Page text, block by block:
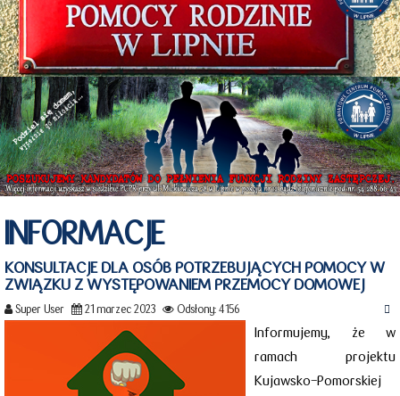
INFORMACJE
KONSULTACJE DLA OSÓB POTRZEBUJĄCYCH POMOCY W
ZWIĄZKU Z WYSTĘPOWANIEM PRZEMOCY DOMOWEJ
Super User 21 marzec 2023 Odsłony: 4156
Informujemy, że w
ramach projektu
Kujawsko-Pomorskiej